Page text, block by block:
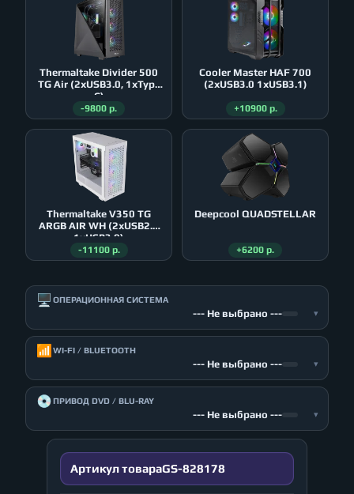
Thermaltake Divider 500
TG Air (2xUSB3.0, 1xType
C)
-9800 р.
Cooler Master HAF 700
(2xUSB3.0 1xUSB3.1)
+10900 р.
Thermaltake V350 TG
ARGB AIR WH (2xUSB2.0
1xUSB3.0)
-11100 р.
Deepcool QUADSTELLAR
+6200 р.
🖥️ ОПЕРАЦИОННАЯ СИСТЕМА
--- Не выбрано --- ▾
📶 WI-FI / BLUETOOTH
--- Не выбрано --- ▾
💿ПРИВОД DVD / BLU-RAY
--- Не выбрано --- ▾
Артикул товараGS-828178